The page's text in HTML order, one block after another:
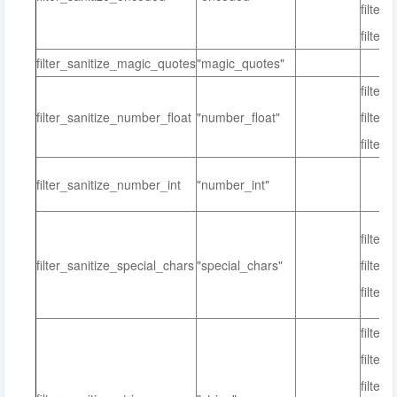
filter_sanitize_magic_quotes"magic_quotes"
filter_sanitize_number_float "number_float"
filter_sanitize_number_int "number_int"
filter_sanitize_special_chars"special_chars"